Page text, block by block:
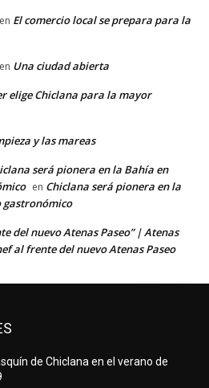
en El comercio local se prepara para la
en Una ciudad abierta
elige Chiclana para la mayor
y las mareas
será pionera en la Bahía en
en Chiclana será pionera en la
gastronómico
del nuevo Atenas Paseo” | Atenas
al frente del nuevo Atenas Paseo
de Chiclana en el verano de